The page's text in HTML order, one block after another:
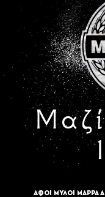
ΑΦΟΙ ΜΥΛΟΙ ΜΑΡΡΑ